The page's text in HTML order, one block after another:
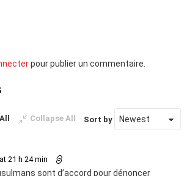
pour publier un commentaire.
Collapse All Sort by
21 h 24 min
sont d’accord pour dénoncer